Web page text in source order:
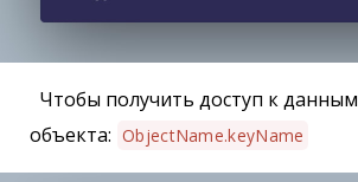
Чтобы получить доступ к данным
объекта: ObjectName.keyName